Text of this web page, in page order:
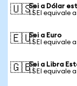
🇺🇸Sei a Dólar
1 SEI equivale
🇪🇺Sei a Euro
1 SEI equivale
🇬🇧Sei a Libra
1 SEI equivale